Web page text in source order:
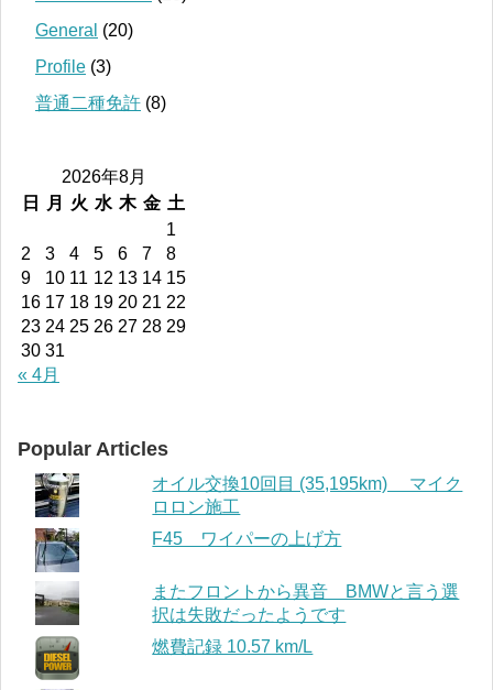
General (20)
Profile (3)
普通二種免許 (8)
2026年8月
日
月 火 水 木 金 土
1
2
3 4 5 6 7
8
9
10 11 12 13 14 15
16 17 18 19 20 21 22
23 24 25 26 27 28 29
30 31
« 4月
Popular Articles
オイル交換10回目 (35,195km) マイク
ロロン施工
F45 ワイパーの上げ方
またフロントから異音 BMWと言う選
択は失敗だったようです
燃費記録 10.57 km/L